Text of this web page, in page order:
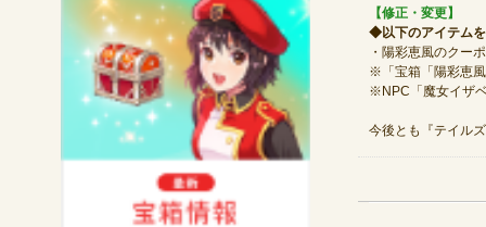
【修正・変更】
◆以下のアイテム
・陽彩恵風のクー
※「宝箱「陽彩恵
※NPC「魔女イザ
今後とも『テイル